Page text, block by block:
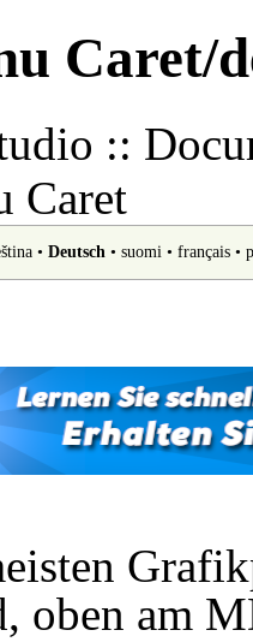
Caret/
::
Caret
• Deutsch• suomi• français•
oben am